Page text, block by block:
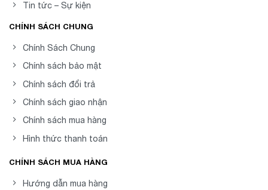
Tin tức – Sự kiện
CHÍNH SÁCH CHUNG
Chính Sách Chung
Chính sách bảo mật
Chính sách đổi trả
Chính sách giao nhận
Chính sách mua hàng
Hình thức thanh toán
CHÍNH SÁCH MUA HÀNG
Hướng dẫn mua hàng